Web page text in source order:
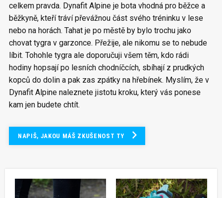
celkem pravda. Dynafit Alpine je bota vhodná pro běžce a
běžkyně, kteří tráví převážnou část svého tréninku v lese
nebo na horách. Tahat je po městě by bylo trochu jako
chovat tygra v garzonce. Přežije, ale nikomu se to nebude
líbit. Tohohle tygra ale doporučuji všem těm, kdo rádi
hodiny hopsají po lesních chodníčcích, sbíhají z prudkých
kopců do dolin a pak zas zpátky na hřebínek. Myslím, že v
Dynafit Alpine naleznete jistotu kroku, který vás ponese
kam jen budete chtít.
NAPIŠ, JAKOU MÁŠ ZKUŠENOST TY